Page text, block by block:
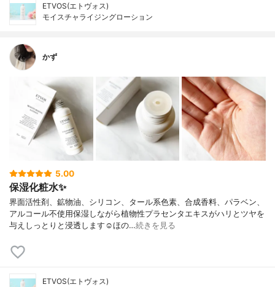
ETVOS(エトヴォス)
モイスチャライジングローション
かず
5.00
保湿化粧水✨
界面活性剤、鉱物油、シリコン、タール系色素、合成香料、パラベン、
アルコール不使用保湿しながら植物性プラセンタエキスがハリとツヤを
与えしっとりと浸透します☺︎ほの…続きを見る
ETVOS(エトヴォス)